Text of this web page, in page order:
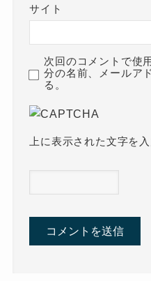
サイト
次回のコメントで使
分の名前、メールア
る。
上に表示された文字を